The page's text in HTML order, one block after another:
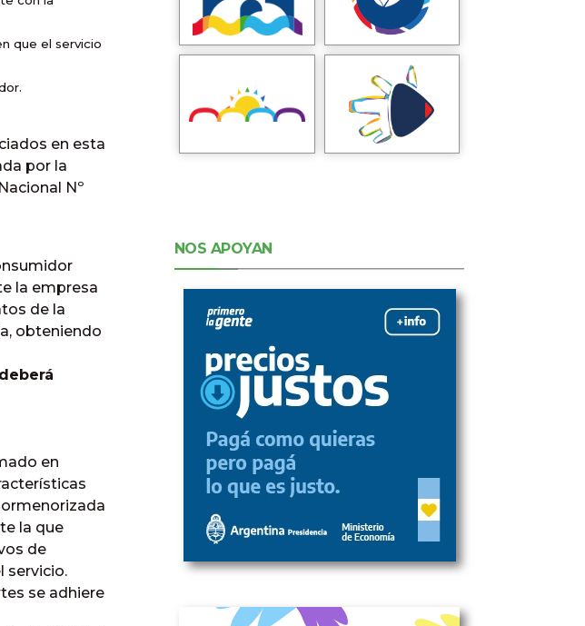
que el servicio
en esta
por la
Nº
la empresa
de la
obteniendo
en
la que
de
servicio.
se adhiere
NOS APOYAN